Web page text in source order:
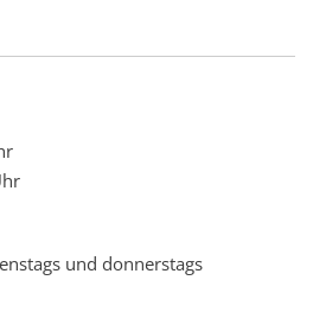
und donnerstags